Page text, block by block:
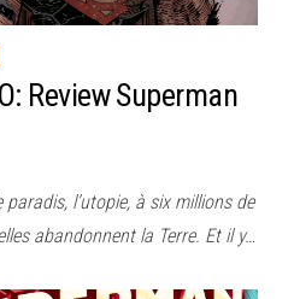
Review Superman
l’utopie, à six millions de
abandonnent la Terre. Et il y…